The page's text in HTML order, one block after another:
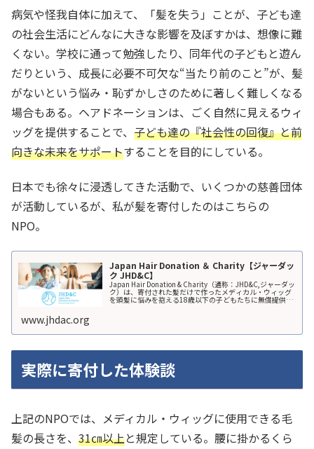
病気や怪我自体に加えて、「髪を失う」ことが、子ども達
の社会生活にどんなに大きな影響を及ぼすかは、想像に難
くない。学校に通って勉強したり、同年代の子どもと遊ん
だりという、成長に必要不可欠な“当たり前のこと”が、髪
がないという悩み・恥ずかしさのために著しく難しくなる
場合もある。ヘアドネーションは、ごく自然に見えるウィ
ッグを提供することで、 子ども達の『社会性の回復』と前
向きな未来をサポートすることを目的にしている。
日本でも徐々に浸透してきた活動で、いくつかの慈善団体
が活動しているが、私が髪を寄付したのはこちらの
NPO。
Japan Hair Donation ＆ Charity【ジャーダッ
ク JHD&C】
Japan Hair Donation & Charity（通称：JHD&C,ジャーダッ
ク）は、寄付された髪だけで作ったメディカル・ウィッグ
を頭髪に悩みを抱える18歳以下の子どもたちに無償提供し
www.jhdac.org
実際に寄付した体験談
上記のNPOでは、メディカル・ウィッグに使用できる毛
髪の長さを、 31㎝以上と規定している。腰に掛かるくら